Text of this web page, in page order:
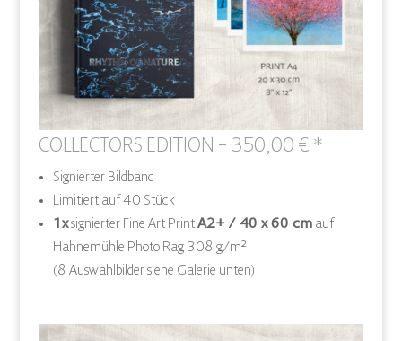
COLLECTORS EDITION – 350,00 € *
Signierter Bildband
Limitiert auf 40 Stück
1xsignierter Fine Art PrintA2+ / 40 x 60 cmauf
Hahnemühle Photo Rag 308 g/m²
(8 Auswahlbilder siehe Galerie unten)